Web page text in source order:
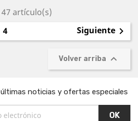
artículo(s)
4 Siguiente 
Volver arriba 
noticias y ofertas especiales